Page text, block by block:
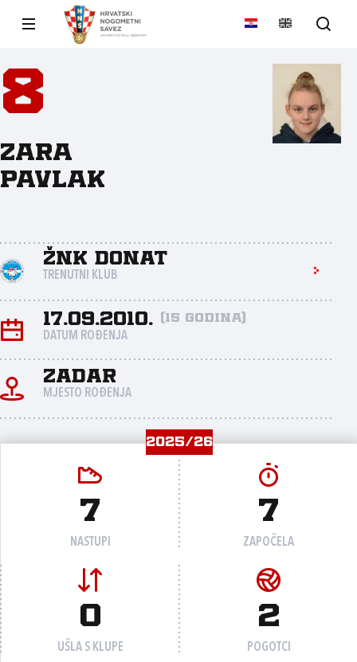
8
Zara
Pavlak
ŽNK Donat
TRENUTNI KLUB
17.09.2010. (15 godina)
DATUM ROĐENJA
Zadar
MJESTO ROĐENJA
2025/26
7
NASTUPI
7
ZAPOČELA
0
UŠLA S KLUPE
2
POGOTCI